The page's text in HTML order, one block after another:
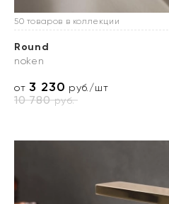
50 товаров в коллекции
Round
noken
от3 230 руб./шт
10 780руб.